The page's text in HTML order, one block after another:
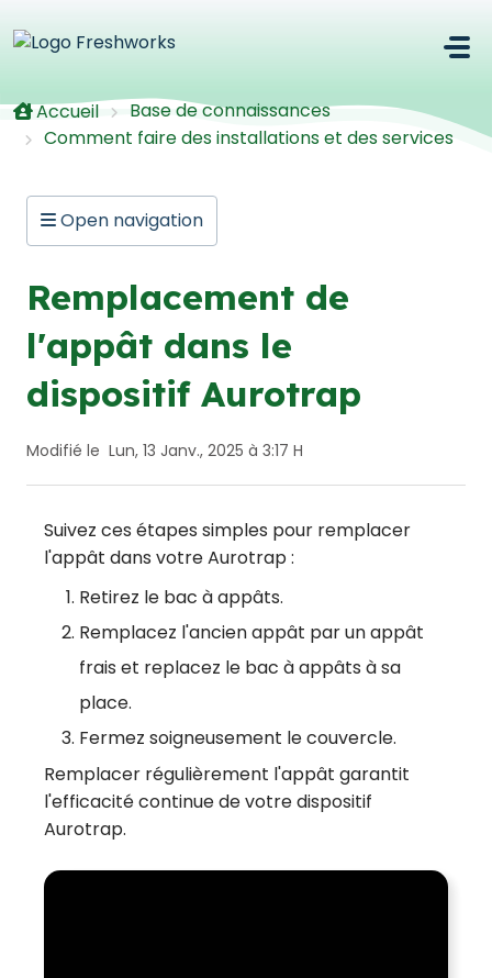
Accueil
Base de connaissances
Comment faire des installations et des services
Open navigation
Remplacement de
l'appât dans le
dispositif Aurotrap
Modifié le Lun, 13 Janv., 2025 à 3:17 H
Suivez ces étapes simples pour remplacer
l'appât dans votre Aurotrap :
Retirez le bac à appâts.
Remplacez l'ancien appât par un appât
frais et replacez le bac à appâts à sa
place.
Fermez soigneusement le couvercle.
Remplacer régulièrement l'appât garantit
l'efficacité continue de votre dispositif
Aurotrap.